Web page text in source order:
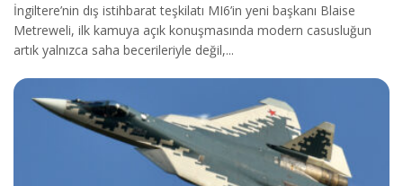
İngiltere’nin dış istihbarat teşkilatı MI6’in yeni başkanı Blaise
Metreweli, ilk kamuya açık konuşmasında modern casusluğun
artık yalnızca saha becerileriyle değil,...